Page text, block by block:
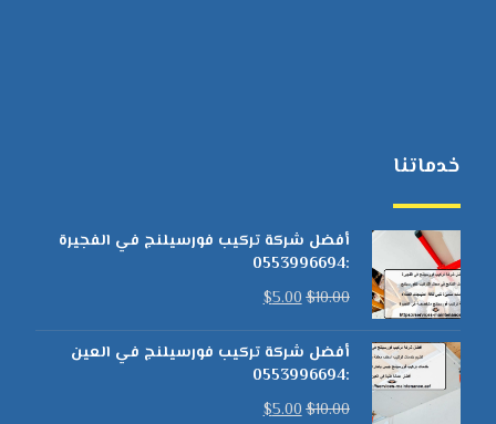
خدماتنا
أفضل شركة تركيب فورسيلنج في الفجيرة
:0553996694
$10.00
$5.00
أفضل شركة تركيب فورسيلنج في العين
:0553996694
$10.00
$5.00